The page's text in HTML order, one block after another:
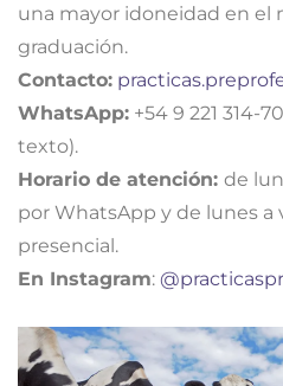
una mayor idoneidad en el
graduación.
Contacto:
WhatsApp: +54 9 221 314-
texto).
Horario de atención: de
por WhatsApp y de lunes a
presencial.
En Instagram: